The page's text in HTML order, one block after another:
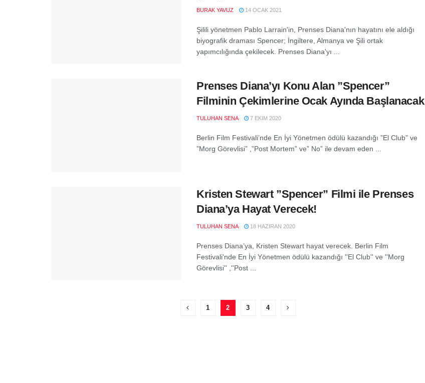
BURAK YAVUZ 14 OCAK 2021
Şilili yönetmen Pablo Larrain'in, Prenses Diana'nın hayatını ele aldığı
biyografik draması Spencer; İngiltere, Almanya ve Şili ortak
yapımcılığında çekilecek. Prenses Diana'yı ...
Prenses Diana’yı Konu Alan ”Spencer”
Filminin Çekimlerine Ocak Ayında Başlanacak
TULUHAN SENA 7 EKIM 2020
Berlin Film Festivali’nde En İyi Yönetmen ödülü kazandığı ”El Club” ve
”Morg Görevlisi” ,”Post Mortem” ve” No” ile devam eden ...
Kristen Stewart ”Spencer” Filmi ile Prenses
Diana’ya Hayat Verecek!
TULUHAN SENA 18 HAZIRAN 2020
Prenses Diana’ya, Kristen Stewart hayat verecek. Berlin Film
Festivali'nde En İyi Yönetmen ödülü kazandığı ''El Club'' ve ''Morg
Görevlisi'' ,''Post ...
1 2 3 4